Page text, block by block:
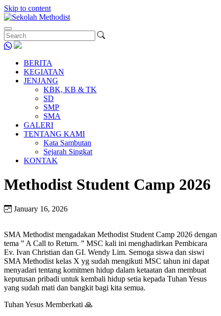
Skip to content
BERITA
KEGIATAN
JENJANG
KBK, KB & TK
SD
SMP
SMA
GALERI
TENTANG KAMI
Kata Sambutan
Sejarah Singkat
KONTAK
Methodist Student Camp 2026
January 16, 2026
SMA Methodist mengadakan Methodist Student Camp 2026 dengan
tema ” A Call to Return. ” MSC kali ini menghadirkan Pembicara
Ev. Ivan Christian dan GI. Wendy Lim. Semoga siswa dan siswi
SMA Methodist kelas X yg sudah mengikuti MSC tahun ini dapat
menyadari tentang komitmen hidup dalam ketaatan dan membuat
keputusan pribadi untuk kembali hidup setia kepada Tuhan Yesus
yang sudah mati dan bangkit bagi kita semua.
Tuhan Yesus Memberkati 🙏